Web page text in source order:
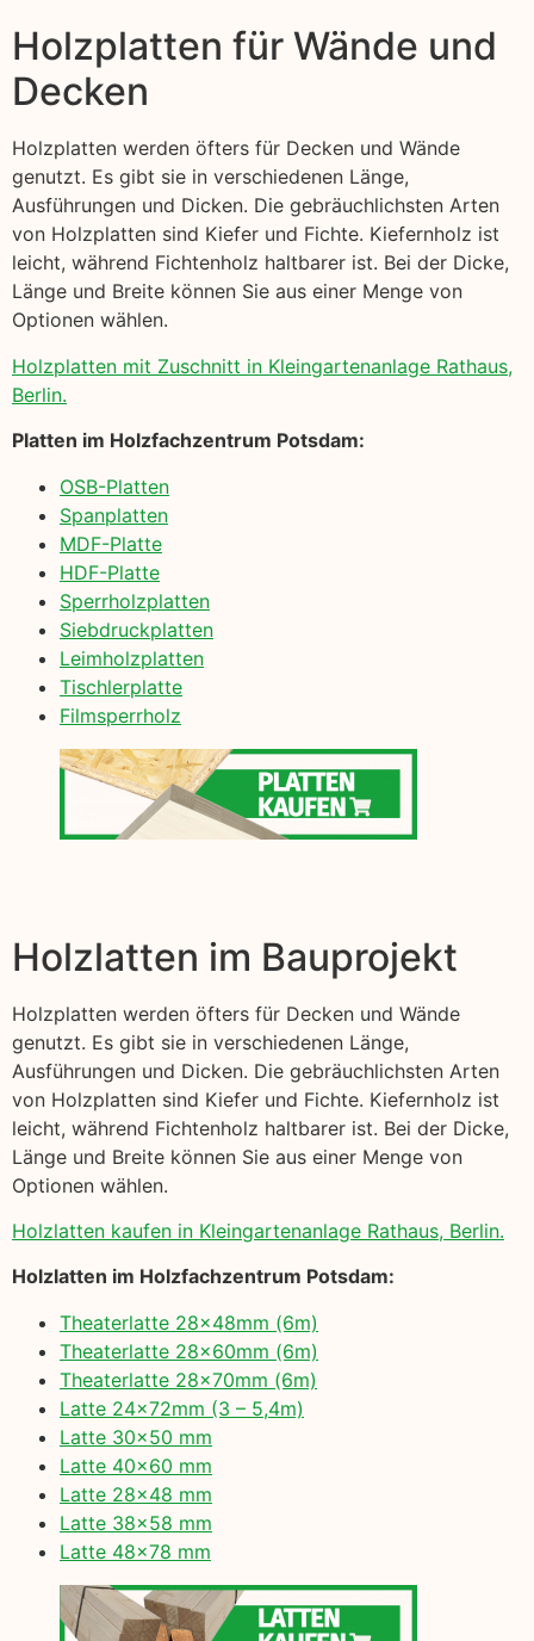
Holzplatten für Wände und
Decken
Holzplatten werden öfters für Decken und Wände
genutzt. Es gibt sie in verschiedenen Länge,
Ausführungen und Dicken. Die gebräuchlichsten Arten
von Holzplatten sind Kiefer und Fichte. Kiefernholz ist
leicht, während Fichtenholz haltbarer ist. Bei der Dicke,
Länge und Breite können Sie aus einer Menge von
Optionen wählen.
Holzplatten mit Zuschnitt in Kleingartenanlage Rathaus,
Berlin.
Platten im Holzfachzentrum Potsdam:
OSB-Platten
Spanplatten
MDF-Platte
HDF-Platte
Sperrholzplatten
Siebdruckplatten
Leimholzplatten
Tischlerplatte
Filmsperrholz
Holzlatten im Bauprojekt
Holzplatten werden öfters für Decken und Wände
genutzt. Es gibt sie in verschiedenen Länge,
Ausführungen und Dicken. Die gebräuchlichsten Arten
von Holzplatten sind Kiefer und Fichte. Kiefernholz ist
leicht, während Fichtenholz haltbarer ist. Bei der Dicke,
Länge und Breite können Sie aus einer Menge von
Optionen wählen.
Holzlatten kaufen in Kleingartenanlage Rathaus, Berlin.
Holzlatten im Holzfachzentrum Potsdam:
Theaterlatte 28x48mm (6m)
Theaterlatte 28x60mm (6m)
Theaterlatte 28x70mm (6m)
Latte 24x72mm (3 – 5,4m)
Latte 30×50 mm
Latte 40×60 mm
Latte 28×48 mm
Latte 38×58 mm
Latte 48×78 mm